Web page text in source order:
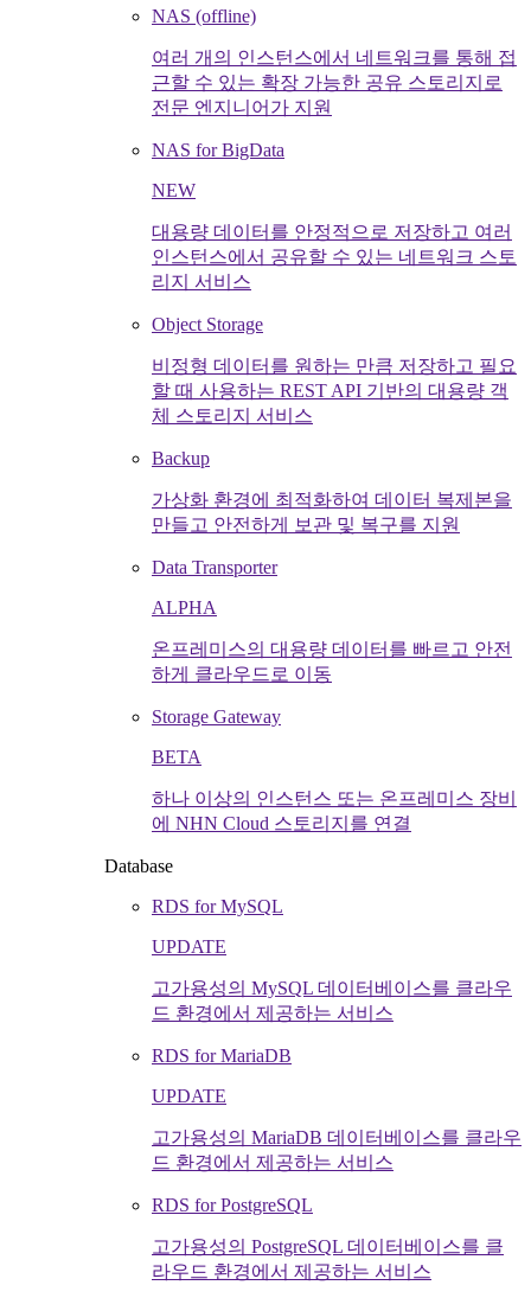
NAS (offline)
여러 개의 인스턴스에서 네트워크를 통해 접
근할 수 있는 확장 가능한 공유 스토리지로
전문 엔지니어가 지원
NAS for BigData
NEW
대용량 데이터를 안정적으로 저장하고 여러
인스턴스에서 공유할 수 있는 네트워크 스토
리지 서비스
Object Storage
비정형 데이터를 원하는 만큼 저장하고 필요
할 때 사용하는 REST API 기반의 대용량 객
체 스토리지 서비스
Backup
가상화 환경에 최적화하여 데이터 복제본을
만들고 안전하게 보관 및 복구를 지원
Data Transporter
ALPHA
온프레미스의 대용량 데이터를 빠르고 안전
하게 클라우드로 이동
Storage Gateway
BETA
하나 이상의 인스턴스 또는 온프레미스 장비
에 NHN Cloud 스토리지를 연결
Database
RDS for MySQL
UPDATE
고가용성의 MySQL 데이터베이스를 클라우
드 환경에서 제공하는 서비스
RDS for MariaDB
UPDATE
고가용성의 MariaDB 데이터베이스를 클라우
드 환경에서 제공하는 서비스
RDS for PostgreSQL
고가용성의 PostgreSQL 데이터베이스를 클
라우드 환경에서 제공하는 서비스